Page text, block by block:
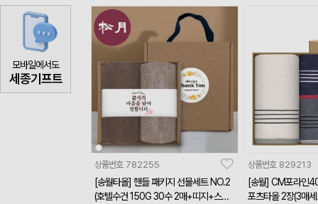
모바일에서도
세종기프트
상품번호 782255
[송월타올] 핸들 패키지 선물세트 NO.2
(호텔수건 150G 30수 2매+띠지+스티
상품번호 829213
[송월] CM포라인
포츠타올 2장(3매세